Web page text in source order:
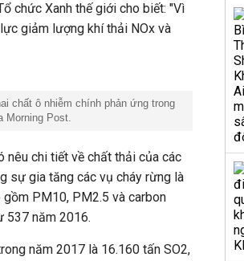
chức Xanh thế giới cho biết: "Vì
giảm lượng khí thải NOx và
chất ô nhiễm chính phản ứng trong
Morning Post.
nêu chi tiết về chất thải của các
sự gia tăng các vụ cháy rừng là
PM10, PM2.5 và carbon
537 năm 2016.
năm 2017 là 16.160 tấn SO2,